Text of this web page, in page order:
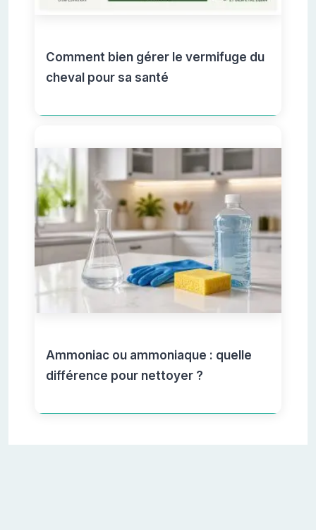
Comment bien gérer le vermifuge du
cheval pour sa santé
Ammoniac ou ammoniaque : quelle
différence pour nettoyer ?